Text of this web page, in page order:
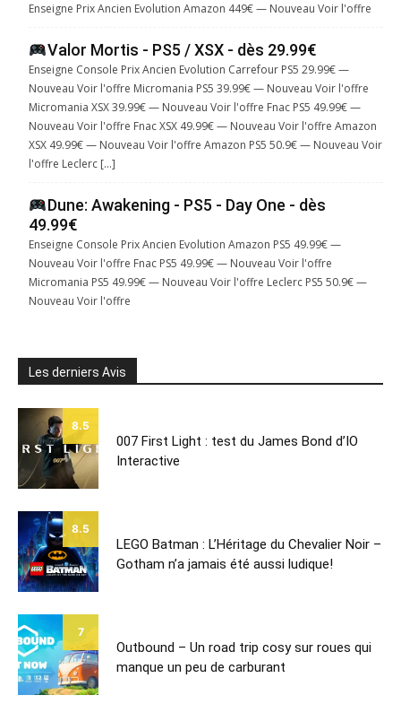
Enseigne Prix Ancien Evolution Amazon 449€ — Nouveau Voir l'offre
Valor Mortis - PS5 / XSX - dès 29.99€
Enseigne Console Prix Ancien Evolution Carrefour PS5 29.99€ —
Nouveau Voir l'offre Micromania PS5 39.99€ — Nouveau Voir l'offre
Micromania XSX 39.99€ — Nouveau Voir l'offre Fnac PS5 49.99€ —
Nouveau Voir l'offre Fnac XSX 49.99€ — Nouveau Voir l'offre Amazon
XSX 49.99€ — Nouveau Voir l'offre Amazon PS5 50.9€ — Nouveau Voir
l'offre Leclerc […]
Dune: Awakening - PS5 - Day One - dès
49.99€
Enseigne Console Prix Ancien Evolution Amazon PS5 49.99€ —
Nouveau Voir l'offre Fnac PS5 49.99€ — Nouveau Voir l'offre
Micromania PS5 49.99€ — Nouveau Voir l'offre Leclerc PS5 50.9€ —
Nouveau Voir l'offre
Les derniers Avis
8.5
007 First Light : test du James Bond d’IO
Interactive
8.5
LEGO Batman : L’Héritage du Chevalier Noir –
Gotham n’a jamais été aussi ludique!
7
Outbound – Un road trip cosy sur roues qui
manque un peu de carburant